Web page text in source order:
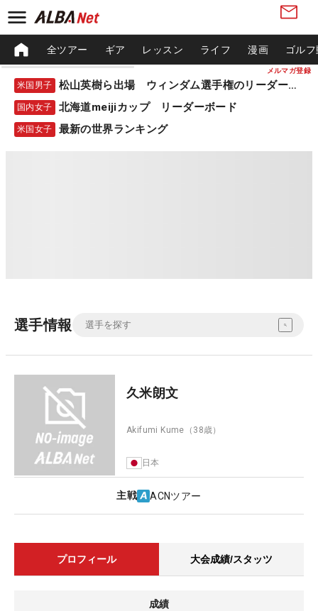
メルマガ登録
全ツアー ギア レッスン ライフ 漫画 ゴル
米国男子 松山英樹ら出場 ウィンダム選手権のリーダーボード
国内女子 北海道meijiカップ リーダーボード
米国女子 最新の世界ランキング
選手情報
久米朗文
Akifumi Kume （38歳）
日本
主戦 ACNツアー
プロフィール 大会成績/スタッツ
成績